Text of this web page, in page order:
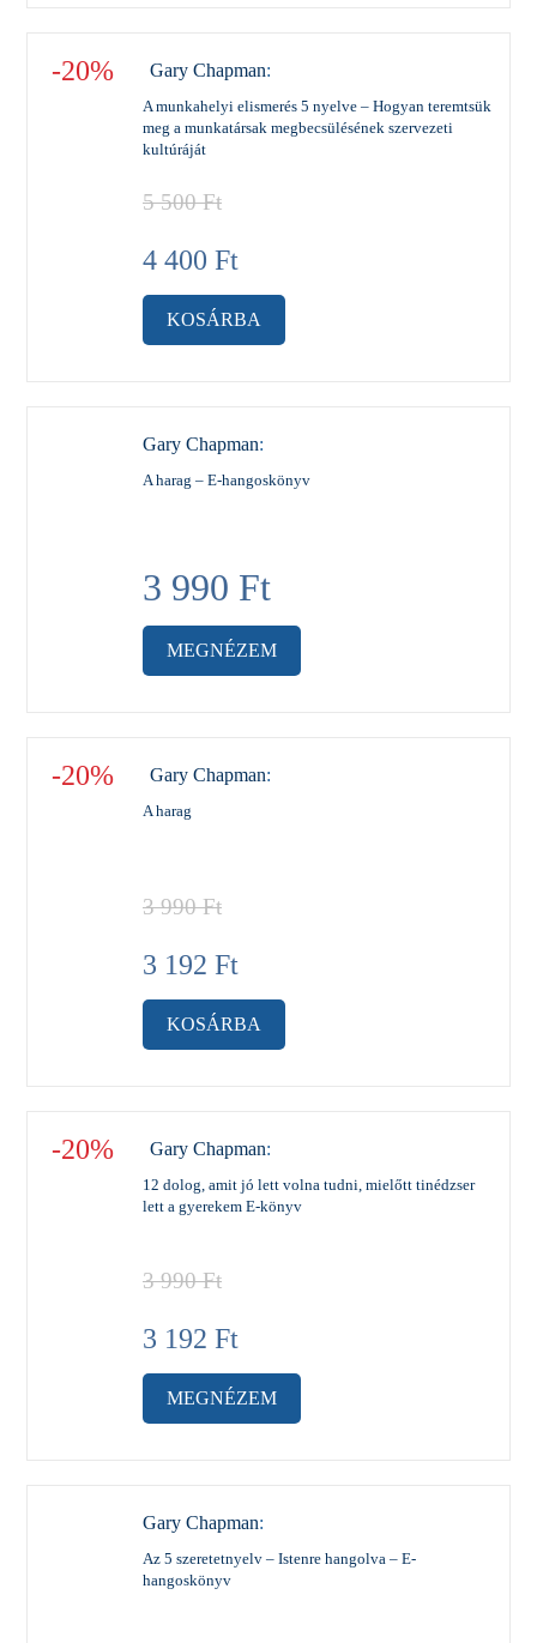
-20% Gary Chapman:
A munkahelyi elismerés 5 nyelve – Hogyan teremtsük
meg a munkatársak megbecsülésének szervezeti
kultúráját
5 500Ft
4 400 Ft
KOSÁRBA
Gary Chapman:
A harag – E-hangoskönyv
3 990 Ft
MEGNÉZEM
-20% Gary Chapman:
A harag
3 990Ft
3 192 Ft
KOSÁRBA
-20% Gary Chapman:
12 dolog, amit jó lett volna tudni, mielőtt tinédzser
lett a gyerekem E-könyv
3 990Ft
3 192 Ft
MEGNÉZEM
Gary Chapman:
Az 5 szeretetnyelv – Istenre hangolva – E-
hangoskönyv